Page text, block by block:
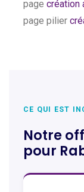
page création
page pilier
CE QUI EST
Notre
pour